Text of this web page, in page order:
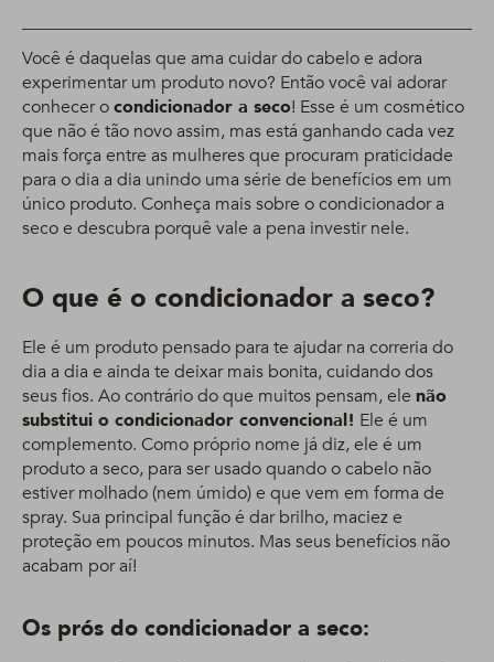
Você é daquelas que ama cuidar do cabelo e adora
experimentar um produto novo? Então você vai adorar
conhecer ocondicionador a seco! Esse é um cosmético
que não é tão novo assim, mas está ganhando cada vez
mais força entre as mulheres que procuram praticidade
para o dia a dia unindo uma série de benefícios em um
único produto. Conheça mais sobre o condicionador a
seco e descubra porquê vale a pena investir nele.
O que é o condicionador a seco?
Ele é um produto pensado para te ajudar na correria do
dia a dia e ainda te deixar mais bonita, cuidando dos
seus fios. Ao contrário do que muitos pensam, ele não
substitui o condicionador convencional! Ele é um
complemento. Como próprio nome já diz, ele é um
produto a seco, para ser usado quando o cabelo não
estiver molhado (nem úmido) e que vem em forma de
spray. Sua principal função é dar brilho, maciez e
proteção em poucos minutos. Mas seus benefícios não
acabam por aí!
Os prós do condicionador a seco: